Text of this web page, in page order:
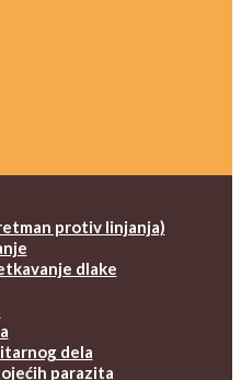
protiv linjanja)
dlake
dela
parazita